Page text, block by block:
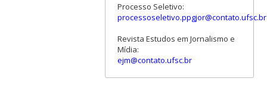
Processo Seletivo:
processoseletivo.ppgjor@contato.ufsc.br
Revista Estudos em Jornalismo e
Mídia:
ejm@contato.ufsc.br